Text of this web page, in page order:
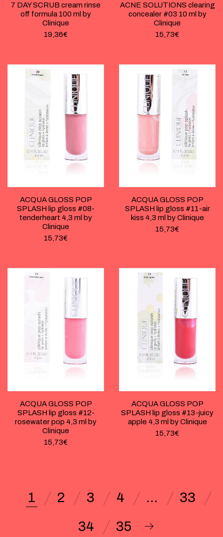
7 DAY SCRUB cream rinse
off formula 100 ml by
Clinique
19,36€
ACNE SOLUTIONS clearing
concealer #03 10 ml by
Clinique
15,73€
ACQUA GLOSS POP
SPLASH lip gloss #08-
tenderheart 4,3 ml by
Clinique
15,73€
ACQUA GLOSS POP
SPLASH lip gloss #11-air
kiss 4,3 ml by Clinique
15,73€
ACQUA GLOSS POP
SPLASH lip gloss #12-
rosewater pop 4,3 ml by
Clinique
15,73€
ACQUA GLOSS POP
SPLASH lip gloss #13-juicy
apple 4,3 ml by Clinique
15,73€
1 2 3 4 …
33
34
35